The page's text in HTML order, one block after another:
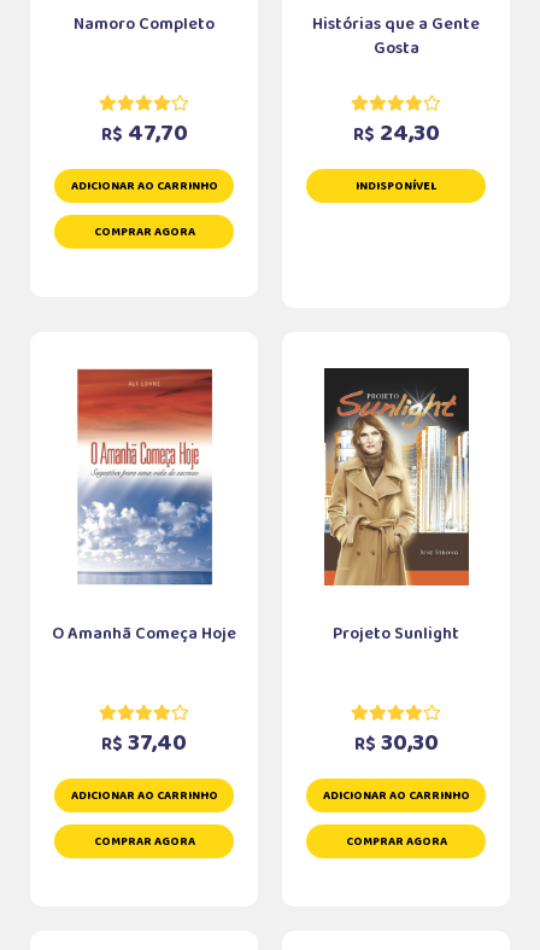
Namoro Completo
R$ 47,70
ADICIONAR AO CARRINHO
COMPRAR AGORA
Histórias que a Gente
Gosta
R$ 24,30
INDISPONÍVEL
O Amanhã Começa Hoje
R$ 37,40
ADICIONAR AO CARRINHO
COMPRAR AGORA
Projeto Sunlight
R$ 30,30
ADICIONAR AO CARRINHO
COMPRAR AGORA